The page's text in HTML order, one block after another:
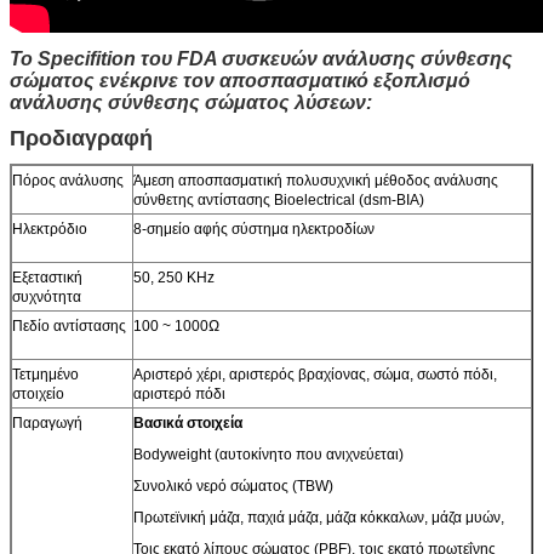
Το Specifition του FDA συσκευών ανάλυσης σύνθεσης
σώματος ενέκρινε τον αποσπασματικό εξοπλισμό
ανάλυσης σύνθεσης σώματος λύσεων:
Προδιαγραφή
Πόρος ανάλυσης
Άμεση αποσπασματική πολυσυχνική μέθοδος ανάλυσης
σύνθετης αντίστασης Bioelectrical (dsm-BIA)
Ηλεκτρόδιο
8-σημείο αφής σύστημα ηλεκτροδίων
Εξεταστική
συχνότητα
50, 250 KHz
Πεδίο αντίστασης 100 ~ 1000Ω
Τετμημένο
στοιχείο
Αριστερό χέρι, αριστερός βραχίονας, σώμα, σωστό πόδι,
αριστερό πόδι
Παραγωγή
Βασικά στοιχεία
Bodyweight (αυτοκίνητο που ανιχνεύεται)
Συνολικό νερό σώματος (TBW)
Πρωτεϊνική μάζα, παχιά μάζα, μάζα κόκκαλων, μάζα μυών,
Τοις εκατό λίπους σώματος (PBF), τοις εκατό πρωτεΐνης